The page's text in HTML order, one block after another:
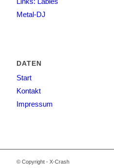
Metal-DJ
DATEN
Start
Kontakt
Impressum
© Copyright - X-Crash